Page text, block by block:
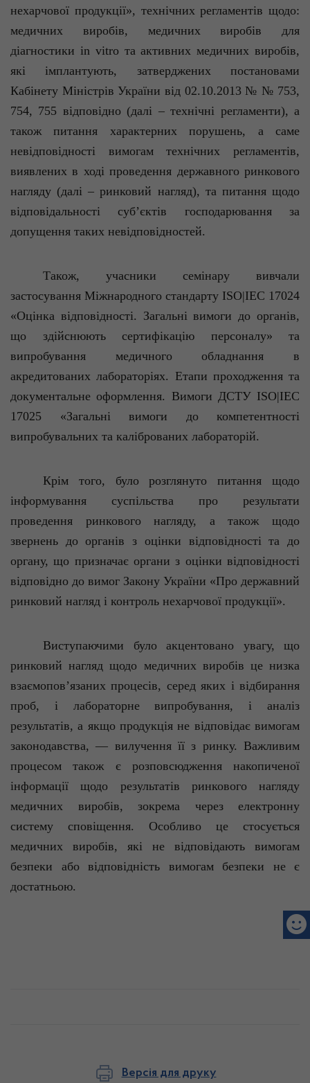
нехарчової продукції», технічних регламентів щодо:
медичних виробів, медичних виробів для
діагностики in vitro та активних медичних виробів,
які імплантують, затверджених постановами
Кабінету Міністрів України від 02.10.2013 № № 753,
754, 755 відповідно (далі – технічні регламенти), а
також питання характерних порушень, а саме
невідповідності вимогам технічних регламентів,
виявлених в ході проведення державного ринкового
нагляду (далі – ринковий нагляд), та питання щодо
відповідальності суб’єктів господарювання за
допущення таких невідповідностей.
Також, учасники семінару вивчали
застосування Міжнародного стандарту ISO|IEC 17024
«Оцінка відповідності. Загальні вимоги до органів,
що здійснюють сертифікацію персоналу» та
випробування медичного обладнання в
акредитованих лабораторіях. Етапи проходження та
документальне оформлення. Вимоги ДСТУ ISO|IEC
17025 «Загальні вимоги до компетентності
випробувальних та каліброваних лабораторій.
Крім того, було розглянуто питання щодо
інформування суспільства про результати
проведення ринкового нагляду, а також щодо
звернень до органів з оцінки відповідності та до
органу, що призначає органи з оцінки відповідності
відповідно до вимог Закону України «Про державний
ринковий нагляд і контроль нехарчової продукції».
Виступаючими було акцентовано увагу, що
ринковий нагляд щодо медичних виробів це низка
взаємопов’язаних процесів, серед яких і відбирання
проб, і лабораторне випробування, і аналіз
результатів, а якщо продукція не відповідає вимогам
законодавства, — вилучення її з ринку. Важливим
процесом також є розповсюдження накопиченої
інформації щодо результатів ринкового нагляду
медичних виробів, зокрема через електронну
систему сповіщення. Особливо це стосується
медичних виробів, які не відповідають вимогам
безпеки або відповідність вимогам безпеки не є
достатньою.
Версія для друку